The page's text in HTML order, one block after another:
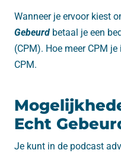
Wanneer je ervoor kiest
Gebeurd betaal je een
(CPM). Hoe meer CPM
CPM.
Echt
Je kunt in de podcast